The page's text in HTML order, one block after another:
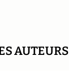
AUTEURS